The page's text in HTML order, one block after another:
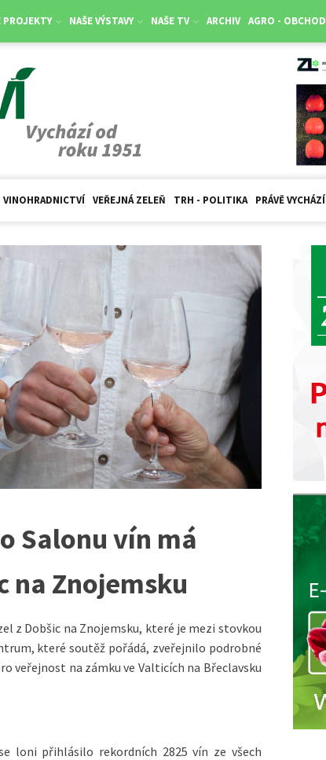
PROJEKTY NAŠE VÝSTAVY NAŠE TV ARCHIV AGRO - OBCHOD
VINOHRADNICTVÍ VEŘEJNÁ ZELEŇ TRH - POLITIKA PRÁVĚ VYCHÁZÍ
Salonu vín má
na Znojemsku
z Dobšic na Znojemsku, které je mezi stovkou
které soutěž pořádá, zveřejnilo podrobné
veřejnost na zámku ve Valticích na Břeclavsku
loni přihlásilo rekordních 2825 vín ze všech